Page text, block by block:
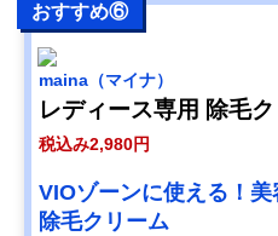
おすすめ⑥
maina（マイナ）
レディース専用 除毛
税込み2,980円
VIOゾーンに使える！
除毛クリーム